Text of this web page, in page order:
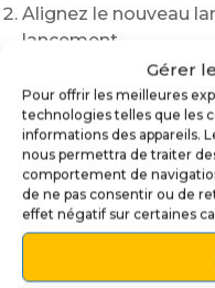
Gérer
Pour offrir les meilleures
technologies telles que les
informations des appareils.
nous permettra de traiter
comportement de
de ne pas consentir ou de
effet négatif sur certaines
Alignez le nouveau
lancement.
Replacez le ressort,
mouvement avant
En quelques minutes,
véritable symbole de
Pourquoi
Godfather ?
Un hommage